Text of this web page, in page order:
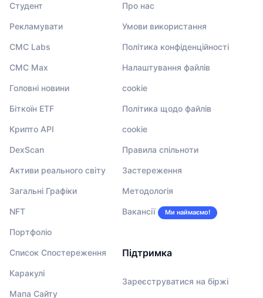
Студент
Рекламувати
CMC Labs
CMC Max
Головні новини
Біткоїн ETF
Крипто API
DexScan
Активи реального світу
Загальні Графіки
NFT
Портфоліо
Список Спостереження
Каракулі
Мапа Сайту
Про нас
Умови використання
Політика конфіденційності
Налаштування файлів
cookie
Політика щодо файлів
cookie
Правила спільноти
Застереження
Методологія
Вакансії Ми наймаємо!
Підтримка
Зареєструватися на біржі